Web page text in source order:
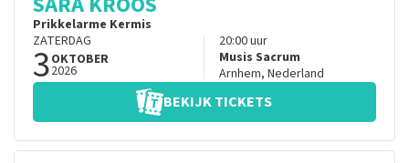
Prikkelarme Kermis
ZATERDAG
3OKTOBER
2026
20:00uur
Musis Sacrum
Arnhem, Nederland
BEKIJK TICKETS